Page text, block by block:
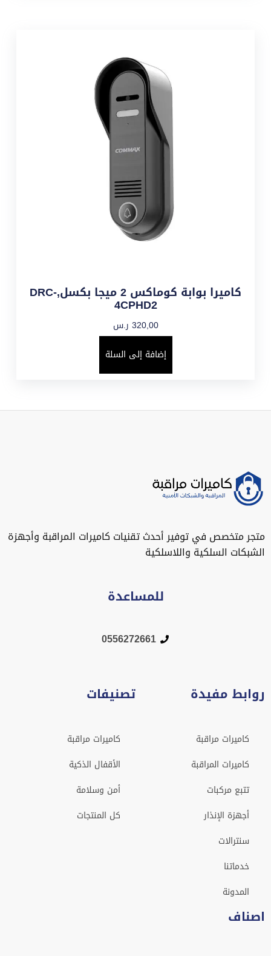
كاميرا بوابة كوماكس 2 ميجا بكسل,DRC-
4CPHD2
320,00 ر.س
إضافة إلى السلة
متجر متخصص في توفير أحدث تقنيات كاميرات المراقبة وأجهزة
الشبكات السلكية واللاسلكية
للمساعدة
0556272661
روابط مفيدة
كاميرات مراقبة
كاميرات المراقبة
تتبع مركبات
أجهزة الإنذار
سنترالات
خدماتنا
المدونة
تصنيفات
كاميرات مراقبة
الأقفال الذكية
أمن وسلامة
كل المنتجات
اصناف